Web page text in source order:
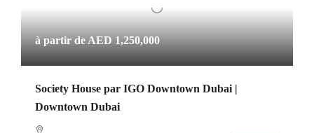
à partir de AED 1,250,000
Society House par IGO Downtown Dubai |
Downtown Dubai